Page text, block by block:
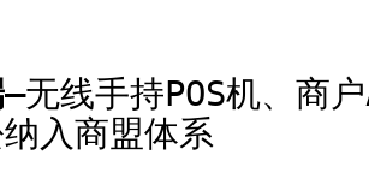
无线手持POS机、商
入商盟体系